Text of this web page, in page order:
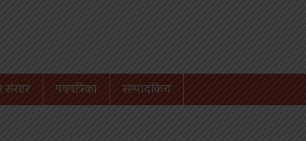
संसार पत्रपत्रिका सम्पादकिय